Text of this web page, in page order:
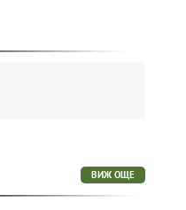
ВИЖ ОЩЕ